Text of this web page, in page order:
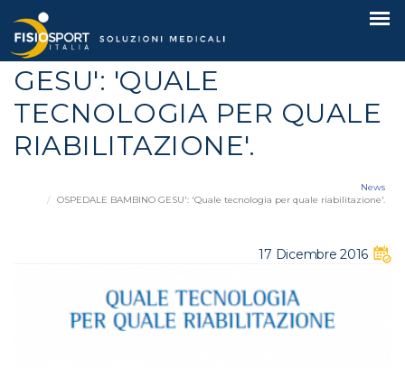
OSPEDALE BAMBINO
GESU': 'QUALE
TECNOLOGIA PER QUALE
RIABILITAZIONE'.
News
OSPEDALE BAMBINO GESU': 'Quale tecnologia per quale riabilitazione'.
17 Dicembre 2016